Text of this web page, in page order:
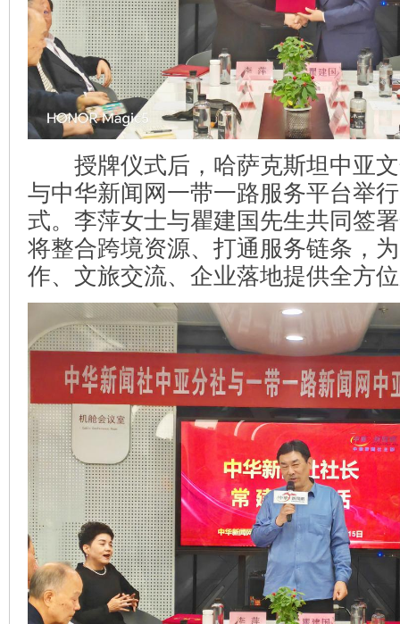
授牌仪式后，哈萨克斯坦中亚文
与中华新闻网一带一路服务平台举
式。李萍女士与瞿建国先生共同签
将整合跨境资源、打通服务链条，
作、文旅交流、企业落地提供全方